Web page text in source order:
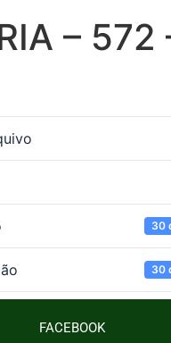
–
30
30
FACEBOOK